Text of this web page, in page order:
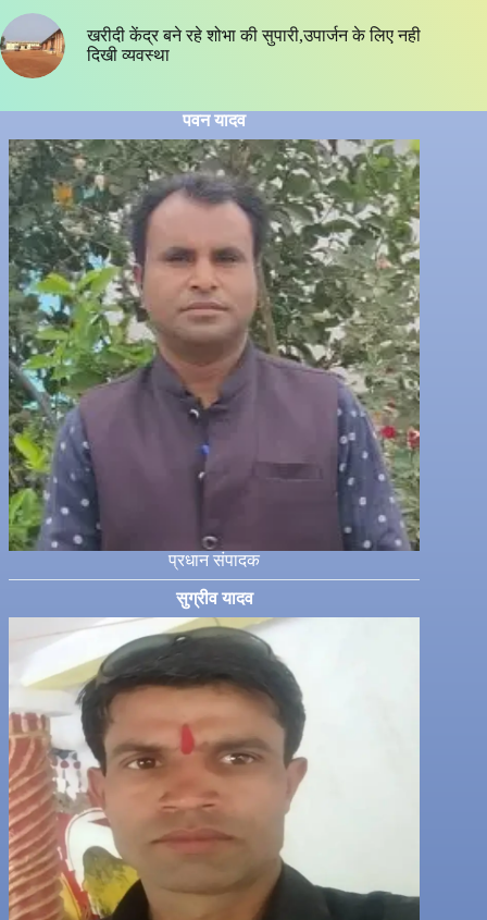
खरीदी केंद्र बने रहे शोभा की सुपारी,उपार्जन के लिए नही
दिखी व्यवस्था
पवन यादव
प्रधान संपादक
सुग्रीव यादव